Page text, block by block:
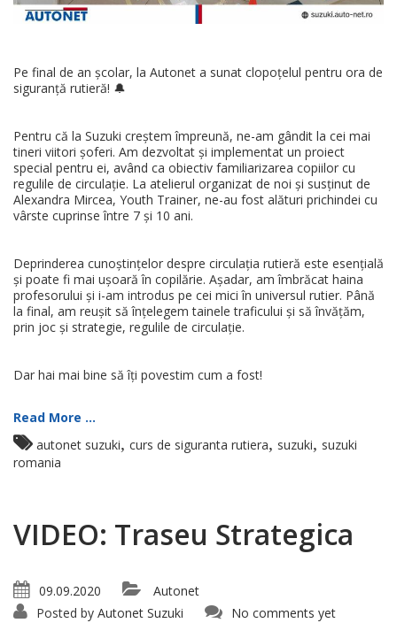
Pe final de an școlar, la Autonet a sunat clopoțelul pentru ora de
siguranță rutieră! 🔔
Pentru că la Suzuki creștem împreună, ne-am gândit la cei mai
tineri viitori șoferi. Am dezvoltat și implementat un proiect
special pentru ei, având ca obiectiv familiarizarea copiilor cu
regulile de circulație. La atelierul organizat de noi și susținut de
Alexandra Mircea, Youth Trainer, ne-au fost alături prichindei cu
vârste cuprinse între 7 și 10 ani.
Deprinderea cunoștințelor despre circulația rutieră este esențială
și poate fi mai ușoară în copilărie. Așadar, am îmbrăcat haina
profesorului și i-am introdus pe cei mici în universul rutier. Până
la final, am reușit să înțelegem tainele traficului și să învățăm,
prin joc și strategie, regulile de circulație.
Dar hai mai bine să îți povestim cum a fost!
Read More ...
autonet suzuki, curs de siguranta rutiera, suzuki, suzuki
romania
VIDEO: Traseu Strategica
09.09.2020
Autonet
Posted by Autonet Suzuki No comments yet